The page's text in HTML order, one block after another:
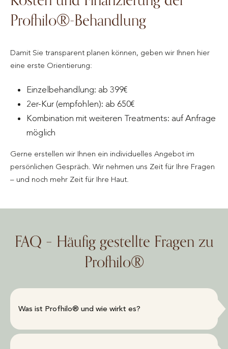
Profhilo®-Behandlung
Damit Sie transparent planen können, geben wir Ihnen hier
eine erste Orientierung:
Einzelbehandlung: ab 399€
2er-Kur (empfohlen): ab 650€
Kombination mit weiteren Treatments: auf Anfrage
möglich
Gerne erstellen wir Ihnen ein individuelles Angebot im
persönlichen Gespräch. Wir nehmen uns Zeit für Ihre Fragen
– und noch mehr Zeit für Ihre Haut.
FAQ – Häufig gestellte Fragen zu
Profhilo®
Was ist Profhilo® und wie wirkt es?